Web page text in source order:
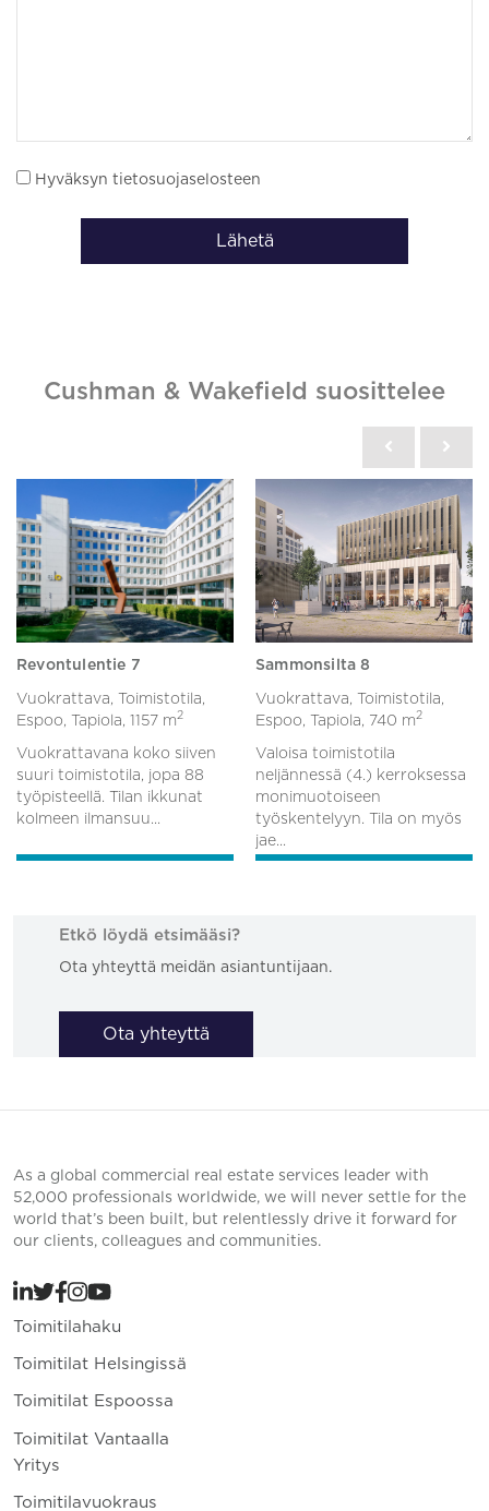
Hyväksyn tietosuojaselosteen
Lähetä
Cushman & Wakefield suosittelee
Revontulentie 7
Vuokrattava, Toimistotila,
Espoo, Tapiola, 1157 m2
Vuokrattavana koko siiven
suuri toimistotila, jopa 88
työpisteellä. Tilan ikkunat
kolmeen ilmansuu...
Sammonsilta 8
Vuokrattava, Toimistotila,
Espoo, Tapiola, 740 m2
Valoisa toimistotila
neljännessä (4.) kerroksessa
monimuotoiseen
työskentelyyn. Tila on myös
jae...
Etkö löydä etsimääsi?
Ota yhteyttä meidän asiantuntijaan.
Ota yhteyttä
As a global commercial real estate services leader with
52,000 professionals worldwide, we will never settle for the
world that’s been built, but relentlessly drive it forward for
our clients, colleagues and communities.
Toimitilahaku
Toimitilat Helsingissä
Toimitilat Espoossa
Toimitilat Vantaalla
Yritys
Toimitilavuokraus